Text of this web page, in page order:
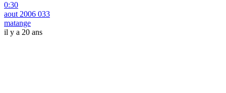
0:30
aout 2006 033
matange
il y a 20 ans